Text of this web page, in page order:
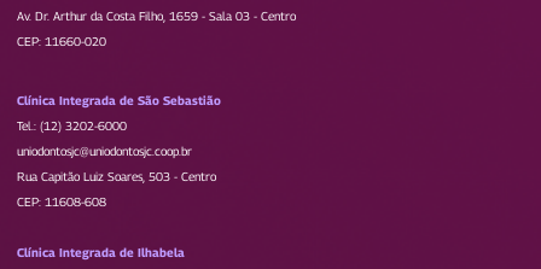
Av. Dr. Arthur da Costa Filho, 1659 - Sala 03 - Centro
CEP: 11660-020
Clínica Integrada de São Sebastião
Tel.: (12) 3202-6000
uniodontosjc@uniodontosjc.coop.br
Rua Capitão Luiz Soares, 503 - Centro
CEP: 11608-608
Clínica Integrada de Ilhabela